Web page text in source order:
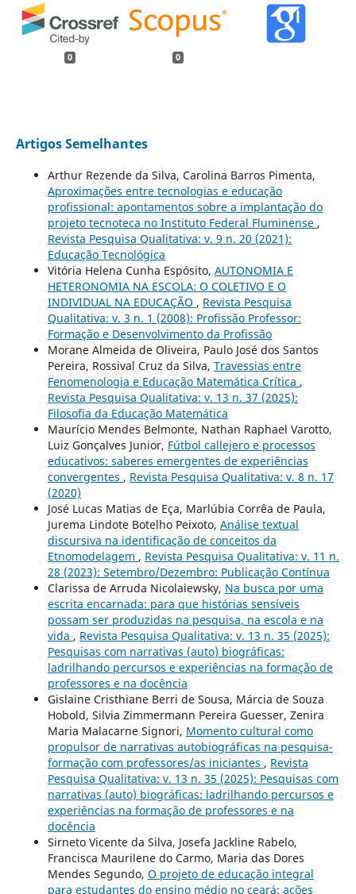
0 0
Artigos Semelhantes
Arthur Rezende da Silva, Carolina Barros Pimenta,
Aproximações entre tecnologias e educação
profissional: apontamentos sobre a implantação do
projeto tecnoteca no Instituto Federal Fluminense ,
Revista Pesquisa Qualitativa: v. 9 n. 20 (2021):
Educação Tecnológica
Vitória Helena Cunha Espósito, AUTONOMIA E
HETERONOMIA NA ESCOLA: O COLETIVO E O
INDIVIDUAL NA EDUCAÇÃO , Revista Pesquisa
Qualitativa: v. 3 n. 1 (2008): Profissão Professor:
Formação e Desenvolvimento da Profissão
Morane Almeida de Oliveira, Paulo José dos Santos
Pereira, Rossival Cruz da Silva, Travessias entre
Fenomenologia e Educação Matemática Crítica ,
Revista Pesquisa Qualitativa: v. 13 n. 37 (2025):
Filosofia da Educação Matemática
Maurício Mendes Belmonte, Nathan Raphael Varotto,
Luiz Gonçalves Junior, Fútbol callejero e processos
educativos: saberes emergentes de experiências
convergentes , Revista Pesquisa Qualitativa: v. 8 n. 17
(2020)
José Lucas Matias de Eça, Marlúbia Corrêa de Paula,
Jurema Lindote Botelho Peixoto, Análise textual
discursiva na identificação de conceitos da
Etnomodelagem , Revista Pesquisa Qualitativa: v. 11 n.
28 (2023): Setembro/Dezembro: Publicação Contínua
Clarissa de Arruda Nicolaiewsky, Na busca por uma
escrita encarnada: para que histórias sensíveis
possam ser produzidas na pesquisa, na escola e na
vida , Revista Pesquisa Qualitativa: v. 13 n. 35 (2025):
Pesquisas com narrativas (auto) biográficas:
ladrilhando percursos e experiências na formação de
professores e na docência
Gislaine Cristhiane Berri de Sousa, Márcia de Souza
Hobold, Silvia Zimmermann Pereira Guesser, Zenira
Maria Malacarne Signori, Momento cultural como
propulsor de narrativas autobiográficas na pesquisa-
formação com professores/as iniciantes , Revista
Pesquisa Qualitativa: v. 13 n. 35 (2025): Pesquisas com
narrativas (auto) biográficas: ladrilhando percursos e
experiências na formação de professores e na
docência
Sirneto Vicente da Silva, Josefa Jackline Rabelo,
Francisca Maurilene do Carmo, Maria das Dores
Mendes Segundo, O projeto de educação integral
para estudantes do ensino médio no ceará: ações